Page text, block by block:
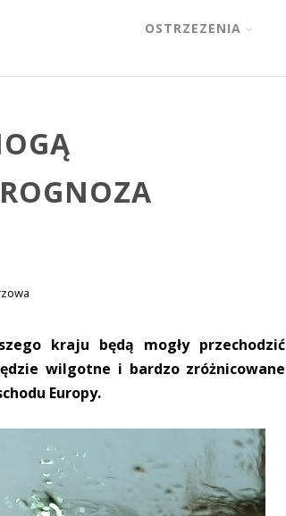
OSTRZEZENIA
kraju będą mogły przechodzić
wilgotne i bardzo zróżnicowane
Europy.